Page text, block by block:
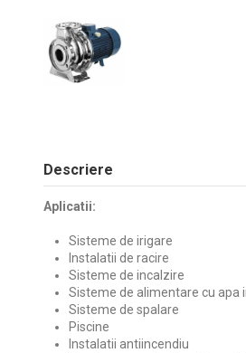
Descriere
Aplicatii:
Sisteme de irigare
Instalatii de racire
Sisteme de incalzire
Sisteme de alimentare cu apa
Sisteme de spalare
Piscine
Instalatii antiincendiu